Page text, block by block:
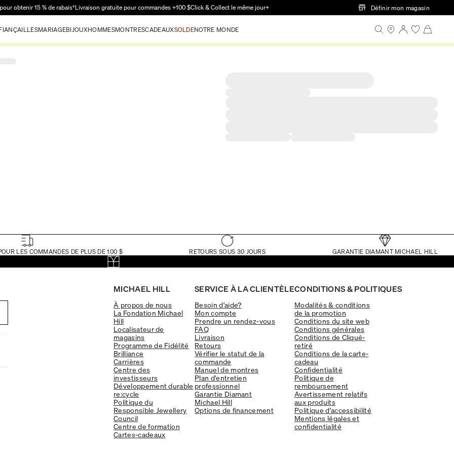
Passer au contenu principal
obtenir 15 % de rabais†Livraison gratuite pour commandes +100 $Click & Collect le même jour+ Définir mon magasin
MARIAGEBIJOUXHOMMESMONTRESCADEAUXSOLDENOTRE MONDE
LES COMMANDES DE PLUS DE 100 $ RETOURS SOUS 30 JOURS GARANTIE DIAMANT MICHAEL HILL
MICHAEL HILL
À propos de nous
La Fondation Michael
Hill
Localisateur de
magasins
Programme de Fidélité
Brilliance
Carrières
Centre des
investisseurs
Développement durable
re:cycle
Politique du
Responsible Jewellery
Council
Centre de formation
Cartes-cadeaux
SERVICE À LA CLIENTÈLE
Besoin d'aide?
Mon compte
Prendre un rendez-vous
FAQ
Livraison
Retours
Vérifier le statut de la
commande
Manuel de montres
Plan d'entretien
professionnel
Garantie Diamant
Michael Hill
Options de financement
CONDITIONS & POLITIQUES
Modalités & conditions
de la promotion
Conditions du site web
Conditions générales
Conditions de Cliqué-
retiré
Conditions de la carte-
cadeau
Confidentialité
Politique de
remboursement
Avertissement relatifs
aux produits
Politique d'accessibilité
Mentions légales et
confidentialité